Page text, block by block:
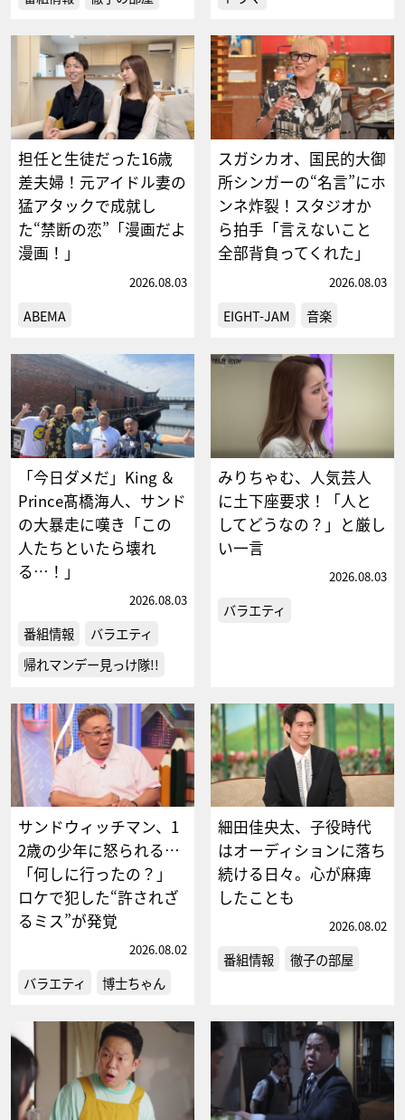
担任と生徒だった16歳
差夫婦！元アイドル妻の
猛アタックで成就し
た“禁断の恋”「漫画だよ
漫画！」
2026.08.03
ABEMA
スガシカオ、国民的大御
所シンガーの“名言”にホ
ンネ炸裂！スタジオか
ら拍手「言えないこと
全部背負ってくれた」
2026.08.03
EIGHT-JAM 音楽
「今日ダメだ」King ＆
Prince髙橋海人、サンド
の大暴走に嘆き「この
人たちといたら壊れ
る…！」
2026.08.03
番組情報
バラエティ
帰れマンデー見っけ隊!!
みりちゃむ、人気芸人
に土下座要求！「人と
してどうなの？」と厳し
い一言
2026.08.03
バラエティ
サンドウィッチマン、1
2歳の少年に怒られる…
「何しに行ったの？」
ロケで犯した“許されざ
るミス”が発覚
2026.08.02
バラエティ 博士ちゃん
細田佳央太、子役時代
はオーディションに落ち
続ける日々。心が麻痺
したことも
2026.08.02
番組情報 徹子の部屋